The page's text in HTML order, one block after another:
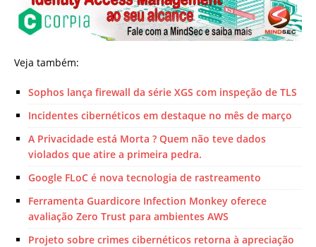
Veja também:
Sophos lança firewall da série XGS com inspeção de TLS
Incidentes cibernéticos em destaque no mês de março
A Privacidade está Morta ? Quem não teve dados
violados que atire a primeira pedra.
Google FLoC é nova tecnologia de rastreamento
Ferramenta Guardicore Infection Monkey oferece
avaliação Zero Trust para ambientes AWS
Projeto sobre crimes cibernéticos retorna à apreciação